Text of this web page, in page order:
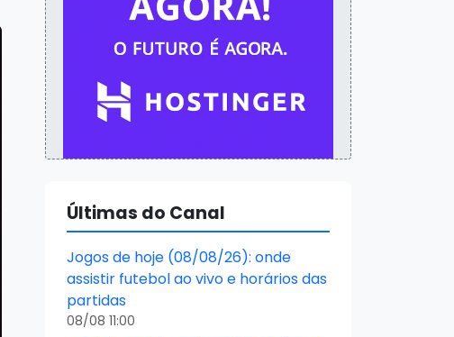
Últimas do Canal
Jogos de hoje (08/08/26): onde
assistir futebol ao vivo e horários das
partidas
08/08 11:00